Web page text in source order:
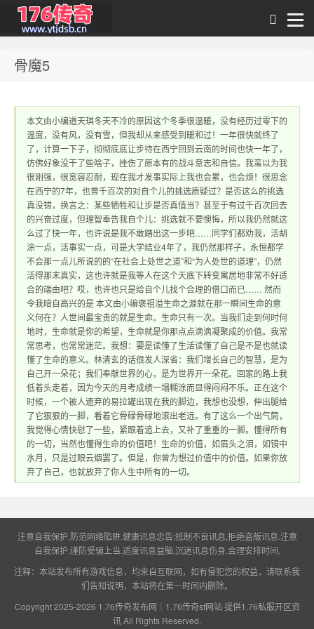
1.76传奇sf网站 提
供1.76私服开区资
讯
骨魔5
本文由小编道天琪冬天不冷的原因这个冬季很温暖，没有经历过零下的
温度，没有风，没有雪，但我却从来感受到暖和过！一年很快就终了
了，计算一下子，彻彻底底让步待在西宁回到云南的时间也快一年了，
仿佛好象没干了些啥子，挫伤了原本有的战斗意志和自信。我蛮以为我
很刚强，很宽容忍耐，现在我才发事实际上我也会累，也会烦！很思念
在西宁的7年，也曾千百次的对自个儿的挑选质疑过？是否这么的挑选
真没错，换言之：某些牺牲和让步是否真值当？甚至于有过千百次回去
的兴奋过度，但理智奉告我自个儿：挑选就不要懊悔，所以我仍然就这
么过了快一年，也许说是我不敢踏出这一步吧……同学们都劝我，活胡
涂一点，活事实一点，可是大学结业4年了，我仍然那样子，永恒都学
不会那一点儿所说的的“在社会上处世之道”和“为人处世的道理”，仍然
活得那末真实，这也许就是我等人在这个天底下转变寓居地非常不好适
合的端由吧？哎，也许也只是给自个儿找个合理的借口而已…… 然而
令我暗自高兴的是 本文由小编褒祖溢生命之源就在那一瞬间生命的意
义何在？人世间最宝贵的就是生命。生命只有一次。当我们走到何时何
地时，生命就是你的希望，生命就是你那点点滴滴凝聚成的价值。我常
常思考，也常常迷茫。我想：要是读懂了生活读懂了自己是不是也就读
懂了生命的意义。林清玄的话很发人深省：我们增长自己的智慧，是为
自己开一朵花；我们奉献世界的心，是为世界开一朵花。回家的路上我
低着头走着，因为今天的月考成绩一塌糊涂而显得闷闷不乐。正在这个
时候，一个被人遗弃的易拉罐出现在我的脚边，我想也没想，伸出腿给
了它狠狠的一脚，看着它骨碌骨碌地滚出老远。有了这么一个出气筒，
我觉得心情快慰了一些，紧跟着追上去，又补了重重的一脚。懂得所有
的一切，当然也懂得生命的价值吧！生命的价值，如眉头之泪，如镜中
水月，只是过眼云烟罢了。但是，你曾为想过价值中的价值。如果你放
弃了自己，也就放弃了你人生中所有的一切。
注意自我保护,防范网络陷阱.健康讯息忠告:抵制不良讯息,拒绝盗版讯息.注意
自我保护,谨防受骗上当.适度讯息益脑,沉迷讯息伤身.合理安排时间.
注释：本站发布所有游戏信息，均来自互联网，如有侵犯您的权益，请联系我
们告知说明，本站将在第一时间内删除。
Copyright 2025-2026 1.76传奇发布网｜1.76传奇sf网站 提供1.76私服开区资
讯All Rights Reserved.